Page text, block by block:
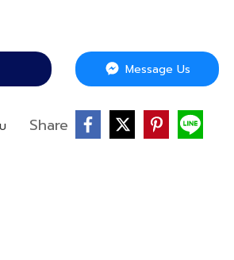
Message Us
Share